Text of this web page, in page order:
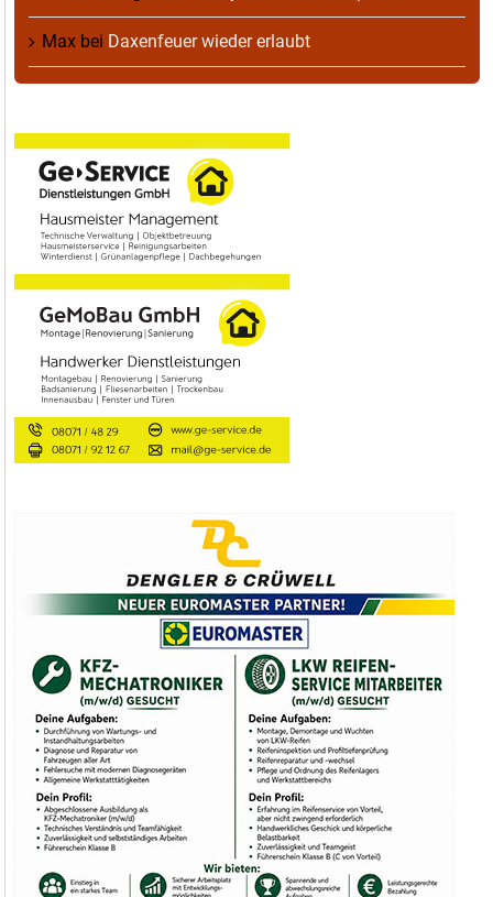
Max bei Daxenfeuer wieder erlaubt